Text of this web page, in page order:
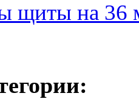
щиты на 36